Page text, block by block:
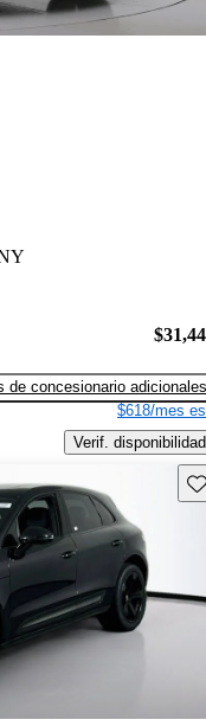
de concesionario adicionales
$618/mes
Verif. disponibilidad